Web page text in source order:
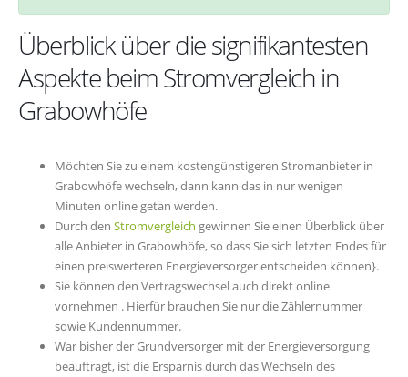
Überblick über die signifikantesten
Aspekte beim Stromvergleich in
Grabowhöfe
Möchten Sie zu einem kostengünstigeren Stromanbieter in
Grabowhöfe wechseln, dann kann das in nur wenigen
Minuten online getan werden.
Durch den Stromvergleich gewinnen Sie einen Überblick über
alle Anbieter in Grabowhöfe, so dass Sie sich letzten Endes für
einen preiswerteren Energieversorger entscheiden können}.
Sie können den Vertragswechsel auch direkt online
vornehmen . Hierfür brauchen Sie nur die Zählernummer
sowie Kundennummer.
War bisher der Grundversorger mit der Energieversorgung
beauftragt, ist die Ersparnis durch das Wechseln des